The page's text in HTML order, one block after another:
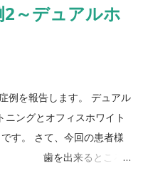
～デュアルホ
例を報告します。 デュアル
ングとオフィスホワイト
す。 さて、今回の患者様
歯を出来るところ